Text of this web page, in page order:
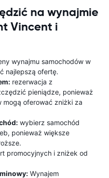
na wynajmie
Vincent i
wynajmu samochodów w
najlepszą ofertę.
rezerwacja z
pieniądze, ponieważ
mogą oferować zniżki za
wybierz samochód
ponieważ większe
promocyjnych i zniżek od
Wynajem